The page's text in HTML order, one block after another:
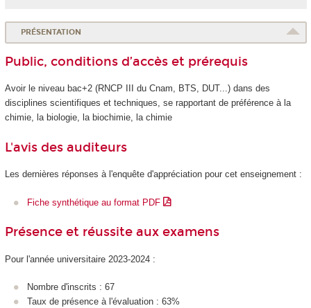
PRÉSENTATION
Public, conditions d’accès et prérequis
Avoir le niveau bac+2 (RNCP III du Cnam, BTS, DUT...) dans des
disciplines scientifiques et techniques, se rapportant de préférence à la
chimie, la biologie, la biochimie, la chimie
L'avis des auditeurs
Les dernières réponses à l'enquête d'appréciation pour cet enseignement :
Fiche synthétique au format PDF
Présence et réussite aux examens
Pour l'année universitaire 2023-2024 :
Nombre d'inscrits : 67
Taux de présence à l'évaluation : 63%